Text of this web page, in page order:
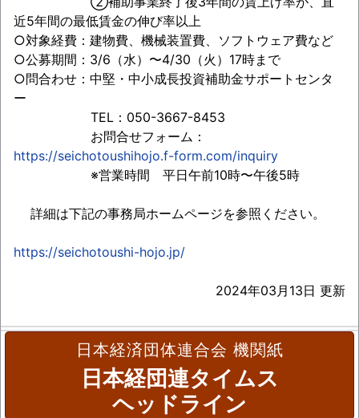
近5年間の最低賃金の伸び率以上
○対象経費：建物費、機械装置費、ソフトウェア費など
○公募期間：3/6（水）〜4/30（火）17時まで
○問合わせ：中堅・中小成長投資補助金サポートセンタ
ー
TEL：050-3667-8453
お問合せフォーム：
https://seichotoushihojo.f-form.com/inquiry
※営業時間 平日午前10時〜午後5時
詳細は下記の事務局ホームページを参照ください。
https://seichotoushi-hojo.jp/
2024年03月13日 更新
日本経済団体連合会 機関紙
日本経団連タイムス
ヘッドライン